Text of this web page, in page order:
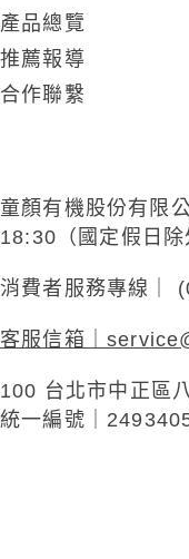
產品總覽
推薦報導
合作聯繫
童顏有機股份有限
18:30（國定假日除
消費者服務專線｜
客服信箱｜
100 台北市中正區
統一編號｜